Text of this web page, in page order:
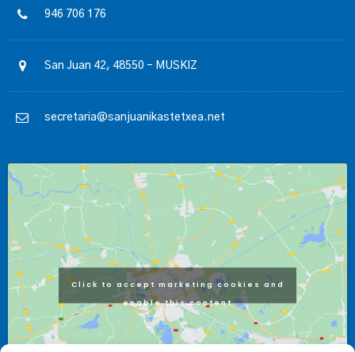
946 706 176
San Juan 42, 48550 – MUSKIZ
secretaria@sanjuanikastetxea.net
Click to accept marketing cookies and
enable this content